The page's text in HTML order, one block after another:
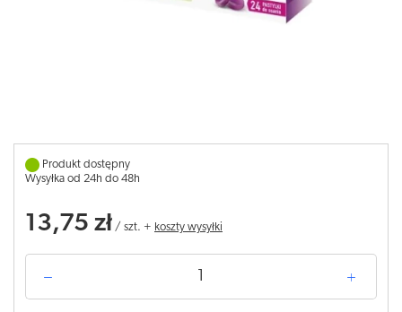
Produkt dostępny
Wysyłka od 24h do 48h
13,75 zł / szt. + koszty wysyłki